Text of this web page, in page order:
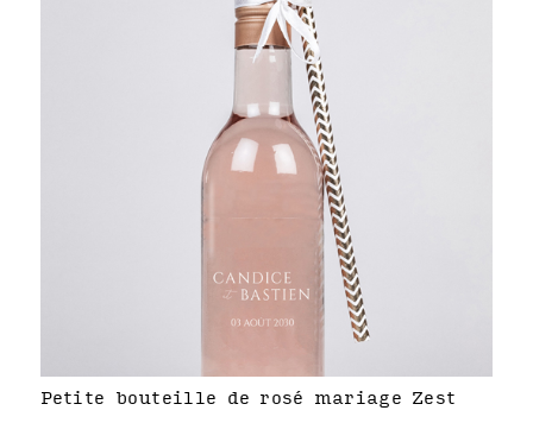
Petite bouteille de rosé mariage Zest